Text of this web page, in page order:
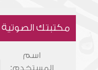
مكتبتك الصوتية
اسم
المستخدم: